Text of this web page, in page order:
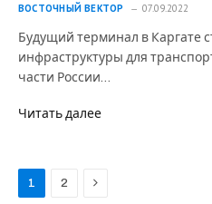
ВОСТОЧНЫЙ ВЕКТОР 07.09.2022
Будущий терминал в Каргате
инфраструктуры для
части России…
Читать далее
1 2 Next